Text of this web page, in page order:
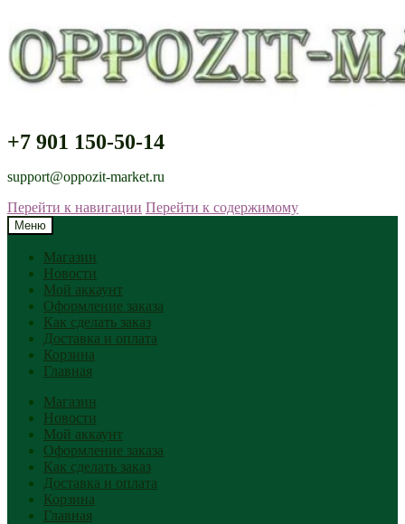
+7 901 150-50-14
support@oppozit-market.ru
Перейти к навигации Перейти к содержимому
Меню
Магазин
Новости
Мой аккаунт
Оформление заказа
Как сделать заказ
Доставка и оплата
Корзина
Главная
Магазин
Новости
Мой аккаунт
Оформление заказа
Как сделать заказ
Доставка и оплата
Корзина
Главная